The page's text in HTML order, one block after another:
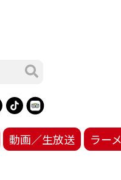
動画／生放送 ラー